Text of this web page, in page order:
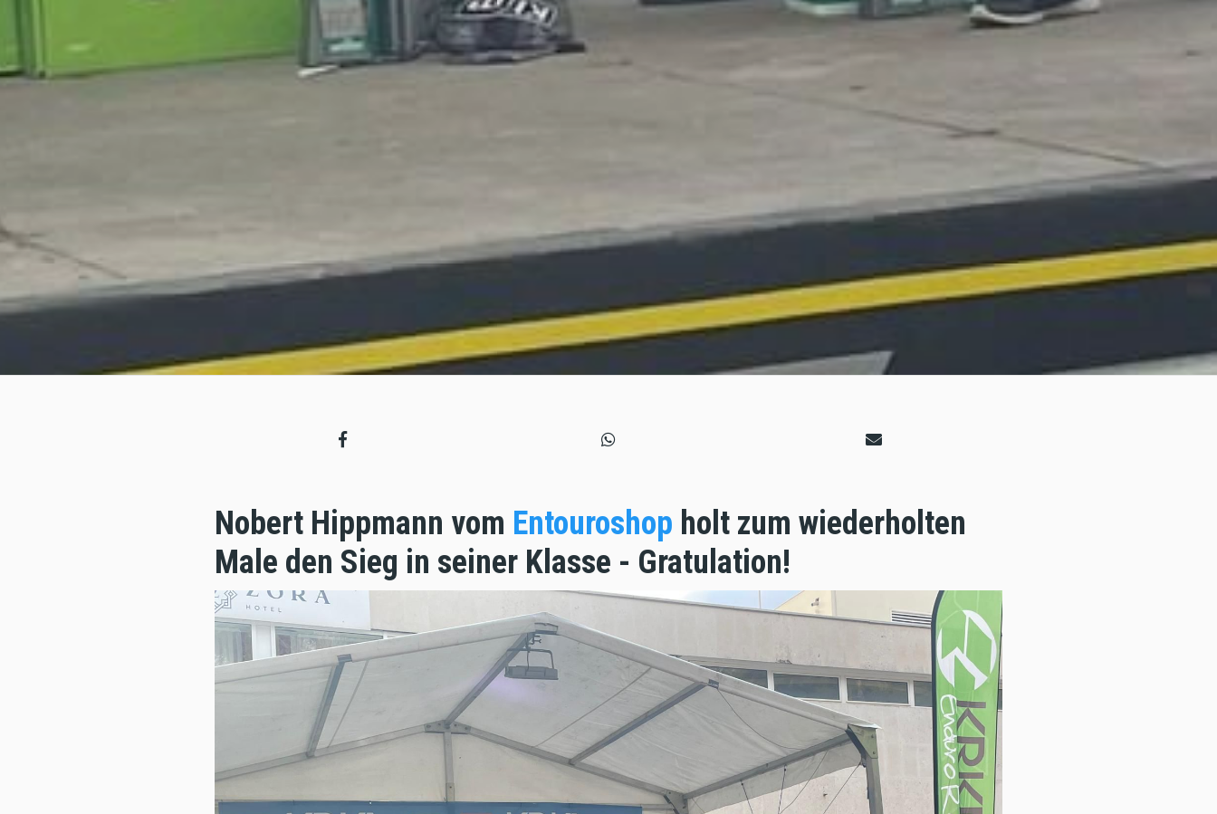
Nobert Hippmann vom Entouroshop holt zum wiederholten
Male den Sieg in seiner Klasse - Gratulation!